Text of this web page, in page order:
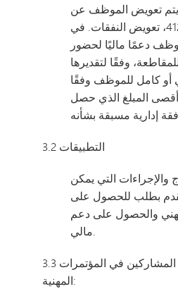
تعويض الموظف عن
النفقات وفقًا للسياسة 412، تعويض النفقات. في
دعمًا ماليًا لحضور
وفقًا لتقديرها
أو كامل للموظف وفقًا
412، بحد أقصى المبلغ الذي حصل
3.2 التطبيقات
والإجراءات التي يمكن
بطلب للحصول على
والحصول على دعم
مالي.
3.3 مسؤوليات الموظفين المشاركين في المؤتمرات
المهنية: